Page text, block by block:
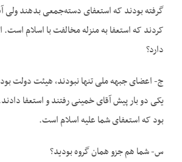
گرفته بودند که استعفای دسته‌‌جمعی بدهند ولی
کردند که استعفا به منزله مخالفت با اسلام
دارد؟
ج- اعضای جبهه ملی تنها نبودند، هیئت دولت
یکی دو بار پیش آقای خمینی رفتند و استعفا
بود که استعفای شما علیه اسلام است.
س- شما هم جزو همان گروه بودید؟